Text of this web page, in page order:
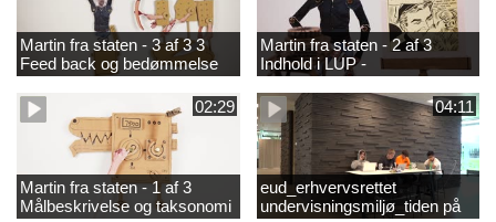
Martin fra staten - 3 af 3 3
Feed back og bedømmelse
Martin fra staten - 2 af 3
Indhold i LUP -
helhedsorientering og
differentiering
02:29
Martin fra staten - 1 af 3
Målbeskrivelse og taksonomi
04:11
eud_erhvervsrettet
undervisningsmiljø_tiden på